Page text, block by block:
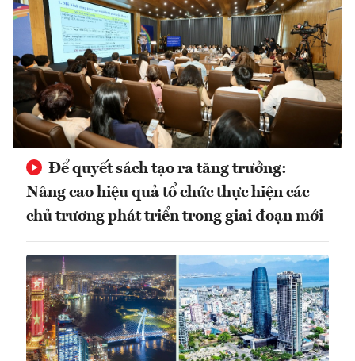
Để quyết sách tạo ra tăng trưởng:
Nâng cao hiệu quả tổ chức thực hiện các
chủ trương phát triển trong giai đoạn mới